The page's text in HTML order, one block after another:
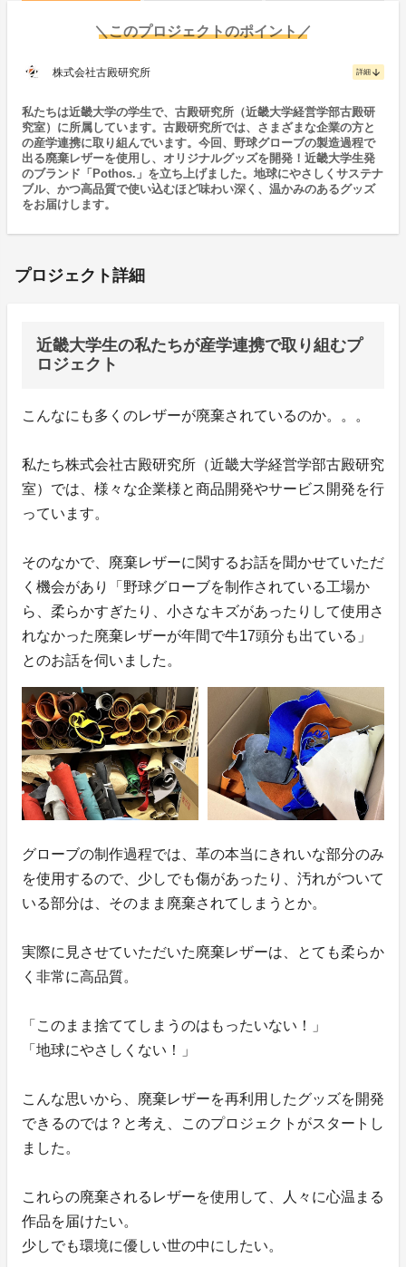
＼このプロジェクトのポイント／
株式会社古殿研究所 詳細 arrow_downward
私たちは近畿大学の学生で、古殿研究所（近畿大学経営学部古殿研
究室）に所属しています。古殿研究所では、さまざまな企業の方と
の産学連携に取り組んでいます。今回、野球グローブの製造過程で
出る廃棄レザーを使用し、オリジナルグッズを開発！近畿大学生発
のブランド「Pothos.」を立ち上げました。地球にやさしくサステナ
ブル、かつ高品質で使い込むほど味わい深く、温かみのあるグッズ
をお届けします。
プロジェクト詳細
近畿大学生の私たちが産学連携で取り組むプ
ロジェクト
こんなにも多くのレザーが廃棄されているのか。。。
私たち株式会社古殿研究所（近畿大学経営学部古殿研究
室）では、様々な企業様と商品開発やサービス開発を行
っています。
そのなかで、廃棄レザーに関するお話を聞かせていただ
く機会があり「野球グローブを制作されている工場か
ら、柔らかすぎたり、小さなキズがあったりして使用さ
れなかった廃棄レザーが年間で牛17頭分も出ている」
とのお話を伺いました。
グローブの制作過程では、革の本当にきれいな部分のみ
を使用するので、少しでも傷があったり、汚れがついて
いる部分は、そのまま廃棄されてしまうとか。
実際に見させていただいた廃棄レザーは、とても柔らか
く非常に高品質。
「このまま捨ててしまうのはもったいない！」
「地球にやさしくない！」
こんな思いから、廃棄レザーを再利用したグッズを開発
できるのでは？と考え、このプロジェクトがスタートし
ました。
これらの廃棄されるレザーを使用して、人々に心温まる
作品を届けたい。
少しでも環境に優しい世の中にしたい。